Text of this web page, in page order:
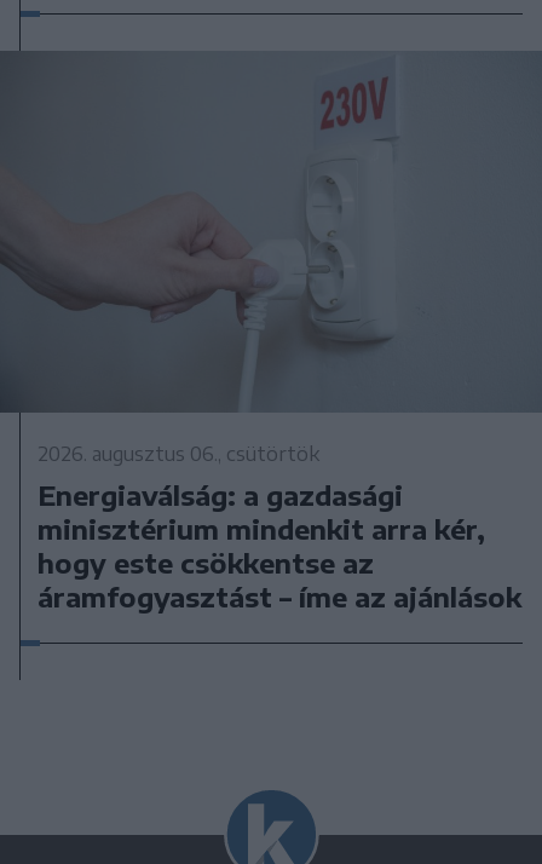
2026. augusztus 06., csütörtök
Energiaválság: a gazdasági
minisztérium mindenkit arra kér,
hogy este csökkentse az
áramfogyasztást – íme az ajánlások